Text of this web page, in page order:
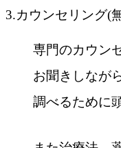
3.カウンセリング(
専門のカウン
お聞きしなが
調べるために